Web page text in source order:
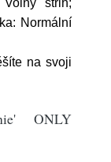
střih;
Normální
na svoji
ONLY